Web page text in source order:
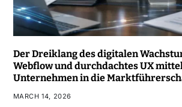
Der Dreiklang des digitalen
Webflow und durchdachtes UX
Unternehmen in die
MARCH 14, 2026